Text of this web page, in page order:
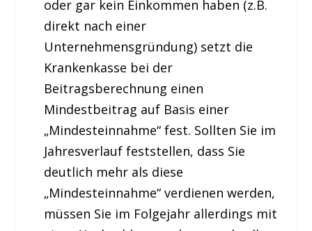
oder gar kein Einkommen haben (z.B.
direkt nach einer
Unternehmensgründung) setzt die
Krankenkasse bei der
Beitragsberechnung einen
Mindestbeitrag auf Basis einer
„Mindesteinnahme“ fest. Sollten Sie im
Jahresverlauf feststellen, dass Sie
deutlich mehr als diese
„Mindesteinnahme“ verdienen werden,
müssen Sie im Folgejahr allerdings mit